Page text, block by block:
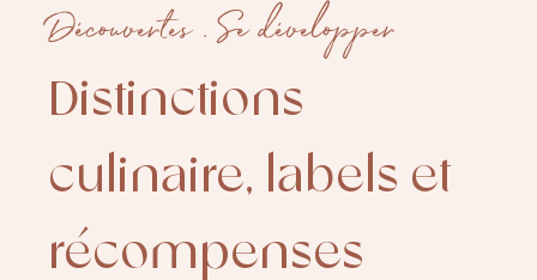
Découvertes.Se développer
Distinctions
culinaire, labels et
récompenses